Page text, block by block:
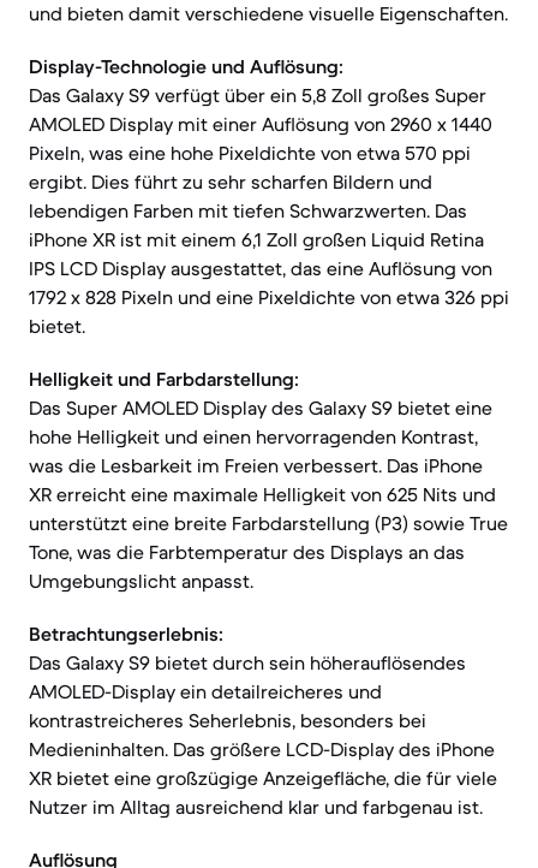
und bieten damit verschiedene visuelle Eigenschaften.
Display-Technologie und Auflösung:
Das Galaxy S9 verfügt über ein 5,8 Zoll großes Super
AMOLED Display mit einer Auflösung von 2960 x 1440
Pixeln, was eine hohe Pixeldichte von etwa 570 ppi
ergibt. Dies führt zu sehr scharfen Bildern und
lebendigen Farben mit tiefen Schwarzwerten. Das
iPhone XR ist mit einem 6,1 Zoll großen Liquid Retina
IPS LCD Display ausgestattet, das eine Auflösung von
1792 x 828 Pixeln und eine Pixeldichte von etwa 326 ppi
bietet.
Helligkeit und Farbdarstellung:
Das Super AMOLED Display des Galaxy S9 bietet eine
hohe Helligkeit und einen hervorragenden Kontrast,
was die Lesbarkeit im Freien verbessert. Das iPhone
XR erreicht eine maximale Helligkeit von 625 Nits und
unterstützt eine breite Farbdarstellung (P3) sowie True
Tone, was die Farbtemperatur des Displays an das
Umgebungslicht anpasst.
Betrachtungserlebnis:
Das Galaxy S9 bietet durch sein höherauflösendes
AMOLED-Display ein detailreicheres und
kontrastreicheres Seherlebnis, besonders bei
Medieninhalten. Das größere LCD-Display des iPhone
XR bietet eine großzügige Anzeigefläche, die für viele
Nutzer im Alltag ausreichend klar und farbgenau ist.
Auflösung